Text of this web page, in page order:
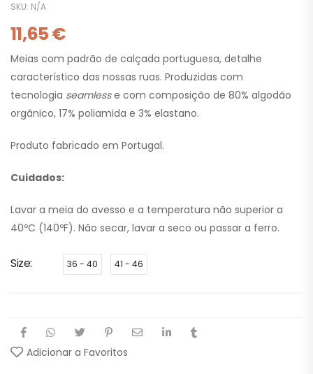
SKU: N/A
11,65€
Meias com padrão de calçada portuguesa, detalhe
característico das nossas ruas. Produzidas com
tecnologia seamlesse com composição de 80% algodão
orgânico, 17% poliamida e 3% elastano.
Produto fabricado em Portugal.
Cuidados:
Lavar a meia do avesso e a temperatura não superior a
40ºC (140ºF). Não secar, lavar a seco ou passar a ferro.
Size 36 - 40 41 - 46
Adicionar a Favoritos